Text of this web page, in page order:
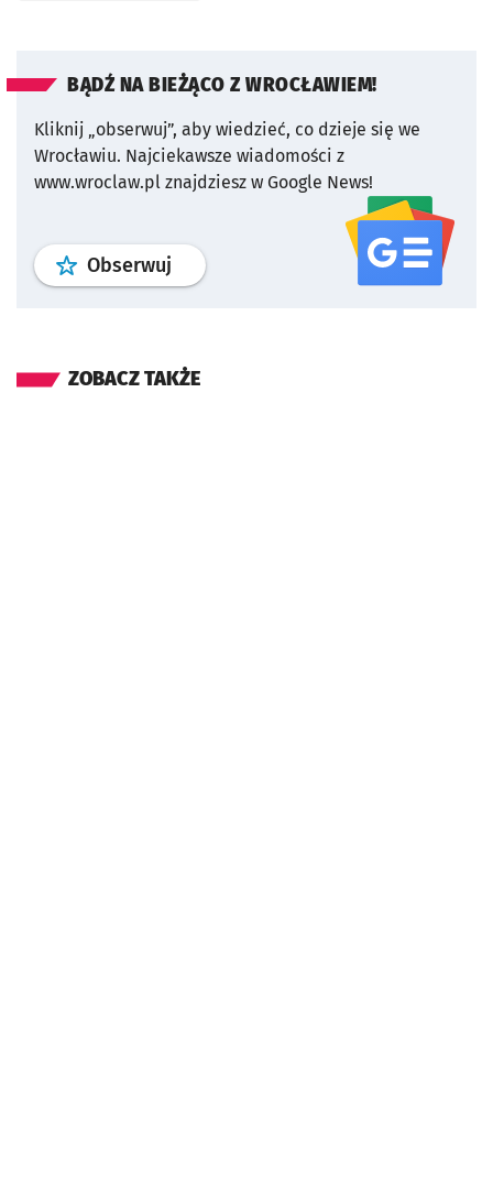
BĄDŹ NA BIEŻĄCO Z WROCŁAWIEM!
Kliknij „obserwuj”, aby wiedzieć, co dzieje się we
Wrocławiu. Najciekawsze wiadomości z
www.wroclaw.pl znajdziesz w Google News!
Obserwuj profil serwisu
ZOBACZ TAKŻE